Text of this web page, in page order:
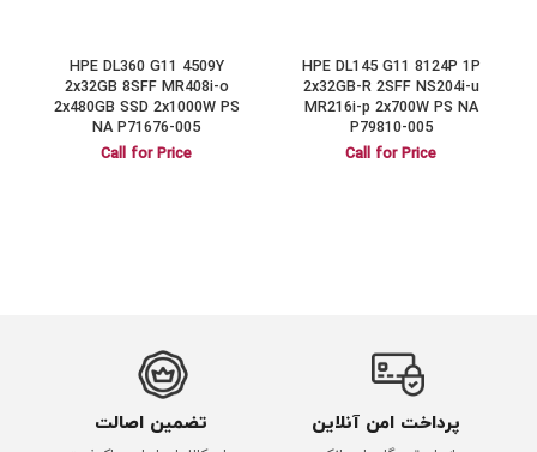
HPE DL145 G11 8124P 1P
2x32GB-R 2SFF NS204i-u
MR216i-p 2x700W PS NA
P79810-005
Call for Price
HPE DL360 G11 4509Y
2x32GB 8SFF MR408i-o
2x480GB SSD 2x1000W PS
NA P71676-005
Call for Price
پرداخت امن آنلاین تضمین اصالت